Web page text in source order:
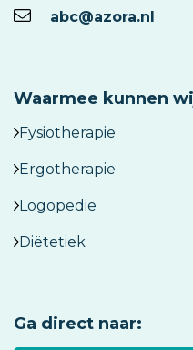
abc@azora.nl
Waarmee kunnen
Fysiotherapie
Ergotherapie
Logopedie
Diëtetiek
Ga direct naar: